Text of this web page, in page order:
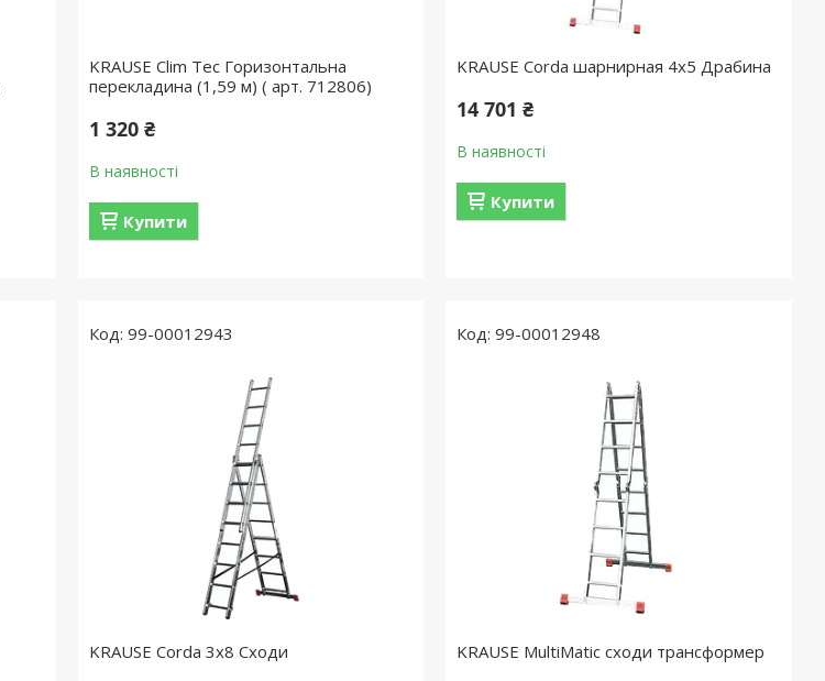
KRAUSE Clim Tec Горизонтальна
перекладина (1,59 м) ( арт. 712806)
1 320 ₴
В наявності
Купити
KRAUSE Corda шарнирная 4х5 Драбина
14 701 ₴
В наявності
Купити
99-00012943
KRAUSE Corda 3х8 Сходи
99-00012948
KRAUSE MultiMatic сходи трансформер